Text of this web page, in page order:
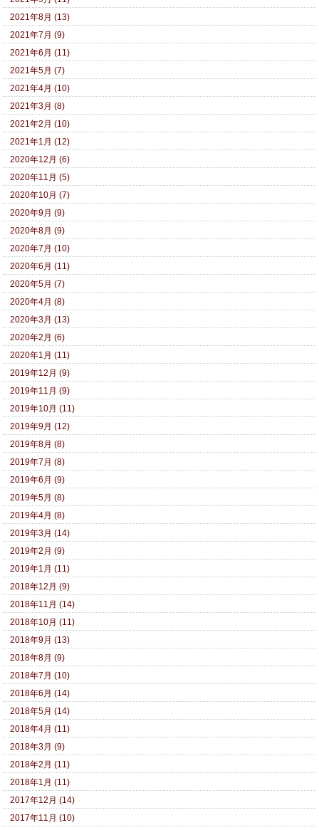
2021年8月 (13)
2021年7月 (9)
2021年6月 (11)
2021年5月 (7)
2021年4月 (10)
2021年3月 (8)
2021年2月 (10)
2021年1月 (12)
2020年12月 (6)
2020年11月 (5)
2020年10月 (7)
2020年9月 (9)
2020年8月 (9)
2020年7月 (10)
2020年6月 (11)
2020年5月 (7)
2020年4月 (8)
2020年3月 (13)
2020年2月 (6)
2020年1月 (11)
2019年12月 (9)
2019年11月 (9)
2019年10月 (11)
2019年9月 (12)
2019年8月 (8)
2019年7月 (8)
2019年6月 (9)
2019年5月 (8)
2019年4月 (8)
2019年3月 (14)
2019年2月 (9)
2019年1月 (11)
2018年12月 (9)
2018年11月 (14)
2018年10月 (11)
2018年9月 (13)
2018年8月 (9)
2018年7月 (10)
2018年6月 (14)
2018年5月 (14)
2018年4月 (11)
2018年3月 (9)
2018年2月 (11)
2018年1月 (11)
2017年12月 (14)
2017年11月 (10)